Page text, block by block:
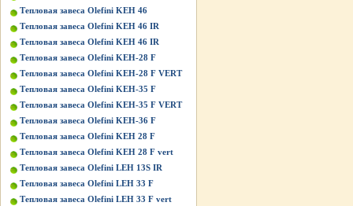
Тепловая завеса Olefini KEH 46
Тепловая завеса Olefini KEH 46 IR
Тепловая завеса Olefini KEH 46 IR
Тепловая завеса Olefini KEH-28 F
Тепловая завеса Olefini KEH-28 F VERT
Тепловая завеса Olefini KEH-35 F
Тепловая завеса Olefini KEH-35 F VERT
Тепловая завеса Olefini KEH-36 F
Тепловая завеса Olefini KЕН 28 F
Тепловая завеса Olefini KЕН 28 F vert
Тепловая завеса Olefini LEH 13S IR
Тепловая завеса Olefini LEH 33 F
Тепловая завеса Olefini LEH 33 F vert